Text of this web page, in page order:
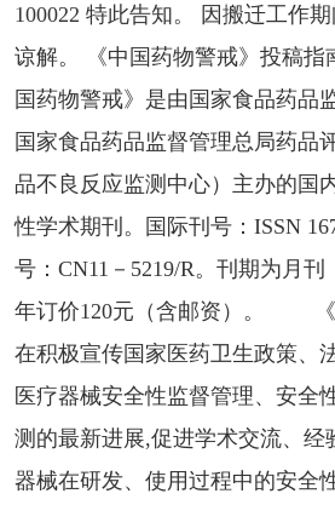
100022 特此告知。 因搬迁工作
谅解。 《中国药物警戒》投稿指
国药物警戒》是由国家食品药品
国家食品药品监督管理总局药品
品不良反应监测中心）主办的国
性学术期刊。国际刊号：ISSN
号：CN11－5219/R。刊期为月
年订价120元（含邮资）。 《
在积极宣传国家医药卫生政策、
医疗器械安全性监督管理、安全
测的最新进展,促进学术交流、经
器械在研发、使用过程中的安全